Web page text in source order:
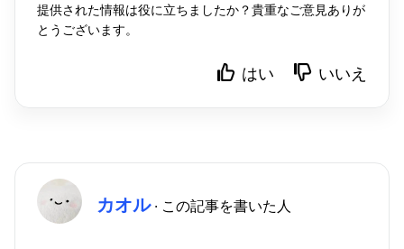
提供された情報は役に立ちましたか？貴重なご意見ありが
とうございます。
はい いいえ
カオル· この記事を書いた人